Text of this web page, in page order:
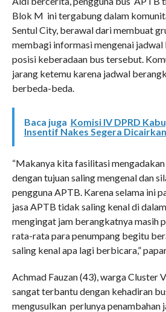
Blok M ini tergabung dalam
Sentul City, berawal dari membuat
membagi informasi mengenai
posisi keberadaan bus tersebut.
jarang ketemu karena jadwal
berbeda-beda.
Baca juga Komisi IV DPRD
Insentif Nakes Segera Dicairkan
“Makanya kita fasilitasi
dengan tujuan saling mengenal dan
pengguna APTB. Karena selama ini
jasa APTB tidak saling kenal di
mengingat jam berangkatnya masih
rata-rata para penumpang begitu
saling kenal apa lagi berbicara,”
Achmad Fauzan (43), warga Cluster
sangat terbantu dengan kehadiran
mengusulkan perlunya penambahan